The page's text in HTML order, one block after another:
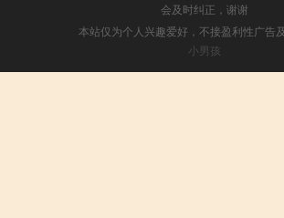
会及时纠正，谢谢
本站仅为个人兴趣爱好，不接盈利性广告
小男孩